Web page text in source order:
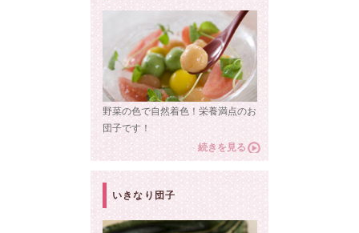
野菜の色で自然着色！栄養満点のお
団子です！
続きを見る
いきなり団子